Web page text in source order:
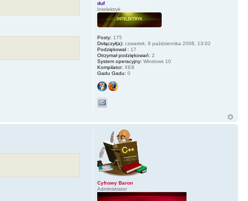
duf
Intelektryk
Posty: 175
Dołączył(a): czwartek, 9 października 2008, 13:02
Podziękował : 17
Otrzymał podziękowań: 2
System operacyjny: Windows 10
Kompilator: XE8
Gadu Gadu: 0
Cyfrowy Baron
Administrator